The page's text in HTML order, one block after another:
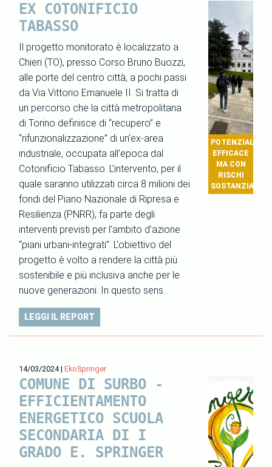
EX COTONIFICIO
TABASSO
Il progetto monitorato è localizzato a
Chieri (TO), presso Corso Bruno Buozzi,
alle porte del centro città, a pochi passi
da Via Vittorio Emanuele II. Si tratta di
un percorso che la città metropolitana
di Torino definisce di “recupero” e
“rifunzionalizzazione” di un’ex-area
industriale, occupata all’epoca dal
Cotonificio Tabasso. L’intervento, per il
quale saranno utilizzati circa 8 milioni dei
fondi del Piano Nazionale di Ripresa e
Resilienza (PNRR), fa parte degli
interventi previsti per l’ambito d’azione
“piani urbani-integrati”. L'obiettivo del
progetto è volto a rendere la città più
sostenibile e più inclusiva anche per le
nuove generazioni. In questo sens…
EFFICACE
MA CON
RISCHI
SOSTANZIALI
LEGGI IL REPORT
14/03/2024| EkoSpringer
COMUNE DI SURBO -
EFFICIENTAMENTO
ENERGETICO SCUOLA
SECONDARIA DI I
GRADO E. SPRINGER